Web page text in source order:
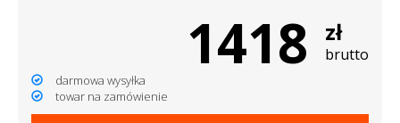
1418 zł
brutto
darmowa wysyłka
towar na zamówienie